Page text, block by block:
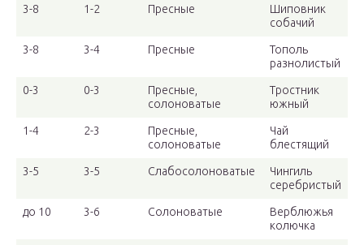
3-8 1-2 Пресные
Шиповник
собачий
3-8 3-4 Пресные
Тополь
разнолистый
0-3 0-3
Пресные,
солоноватые
Тростник
южный
1-4 2-3
Пресные,
солоноватые
Чай
блестящий
3-5 3-5 Слабосолоноватые
Чингиль
серебристый
до 10 3-6 Солоноватые
Верблюжья
колючка